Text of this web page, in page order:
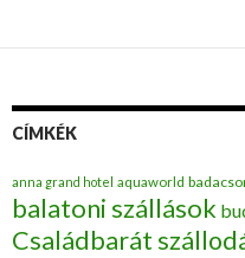
CÍMKÉK
anna grand hotel aquaworld
balatoni szállások
Családbarát